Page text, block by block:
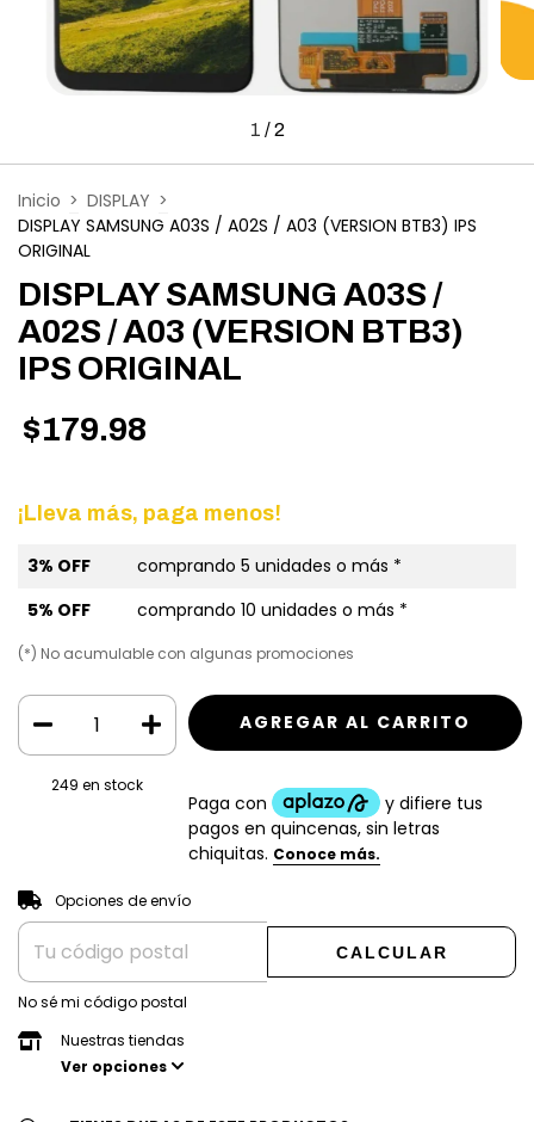
1 /2
Inicio > DISPLAY >
DISPLAY SAMSUNG A03S / A02S / A03 (VERSION BTB3) IPS
ORIGINAL
DISPLAY SAMSUNG A03S /
A02S / A03 (VERSION BTB3)
IPS ORIGINAL
$179.98
¡Lleva más, paga menos!
3% OFF
comprando 5 unidades o más *
5% OFF
comprando 10 unidades o más *
(*) No acumulable con algunas promociones
249 en stock
Entregas para el CP:
Opciones de envío
CALCULAR
No sé mi código postal
Nuestras tiendas
Ver opciones